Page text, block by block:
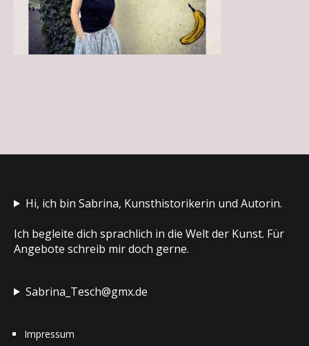
Hi, ich bin Sabrina, Kunsthistorikerin und Autorin.
Ich begleite dich sprachlich in die Welt der Kunst. Für
Angebote schreib mir doch gerne.
Sabrina_Tesch@gmx.de
Impressum